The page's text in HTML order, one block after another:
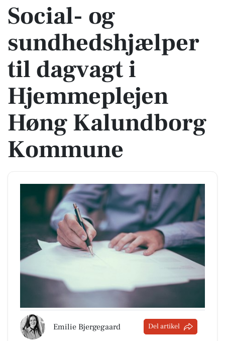
Social- og
sundhedshjælper
til dagvagt i
Hjemmeplejen
Høng Kalundborg
Kommune
Emilie Bjergegaard Del artikel